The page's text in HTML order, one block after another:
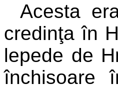
Acesta
credinţa în
lepede de
închisoare